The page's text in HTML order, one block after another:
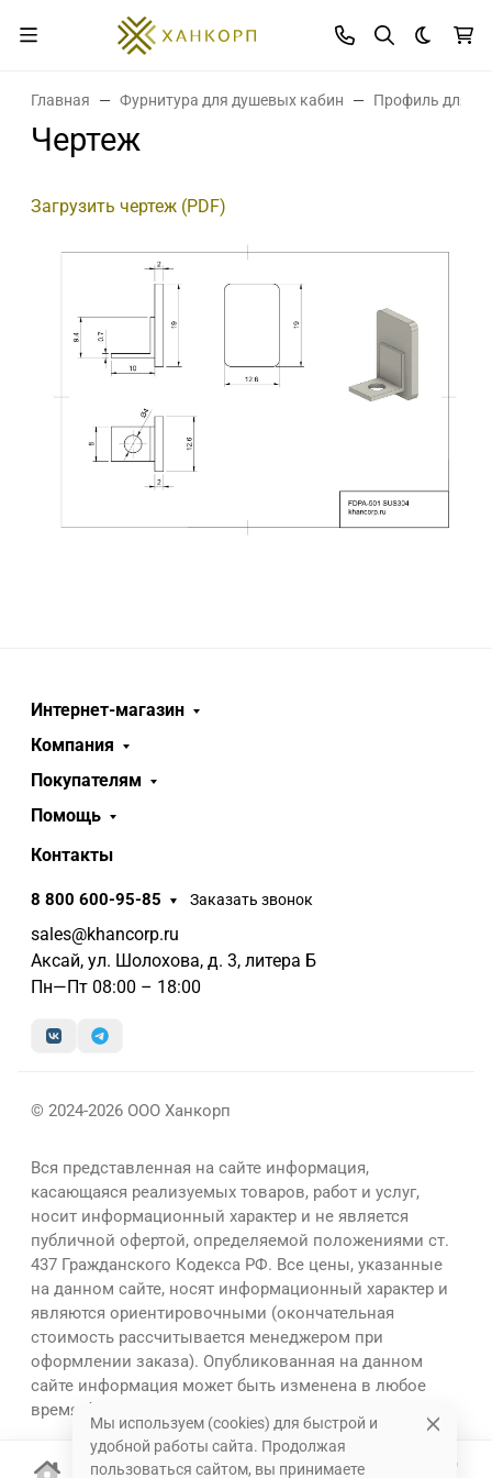
Темная
Главная Фурнитура для душевых кабин Профиль для
Чертеж
Загрузить чертеж (PDF)
Интернет-магазин
Компания
Покупателям
Помощь
Контакты
8 800 600-95-85 Заказать звонок
sales@khancorp.ru
Аксай, ул. Шолохова, д. 3, литера Б
Пн—Пт 08:00 – 18:00
© 2024-2026 ООО Ханкорп
Вся представленная на сайте информация,
касающаяся реализуемых товаров, работ и услуг,
носит информационный характер и не является
публичной офертой, определяемой положениями ст.
437 Гражданского Кодекса РФ. Все цены, указанные
на данном сайте, носят информационный характер и
являются ориентировочными (окончательная
стоимость рассчитывается менеджером при
оформлении заказа). Опубликованная на данном
сайте информация может быть изменена в любое
время без предварительного уведомления.
Мы используем (cookies) для быстрой и
удобной работы сайта. Продолжая
пользоваться сайтом, вы принимаете